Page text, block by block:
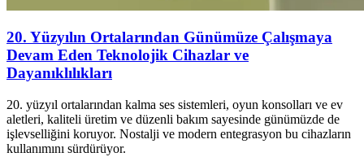
20. Yüzyılın Ortalarından Günümüze Çalışmaya
Devam Eden Teknolojik Cihazlar ve
Dayanıklılıkları
20. yüzyıl ortalarından kalma ses sistemleri, oyun konsolları ve ev
aletleri, kaliteli üretim ve düzenli bakım sayesinde günümüzde de
işlevselliğini koruyor. Nostalji ve modern entegrasyon bu cihazların
kullanımını sürdürüyor.